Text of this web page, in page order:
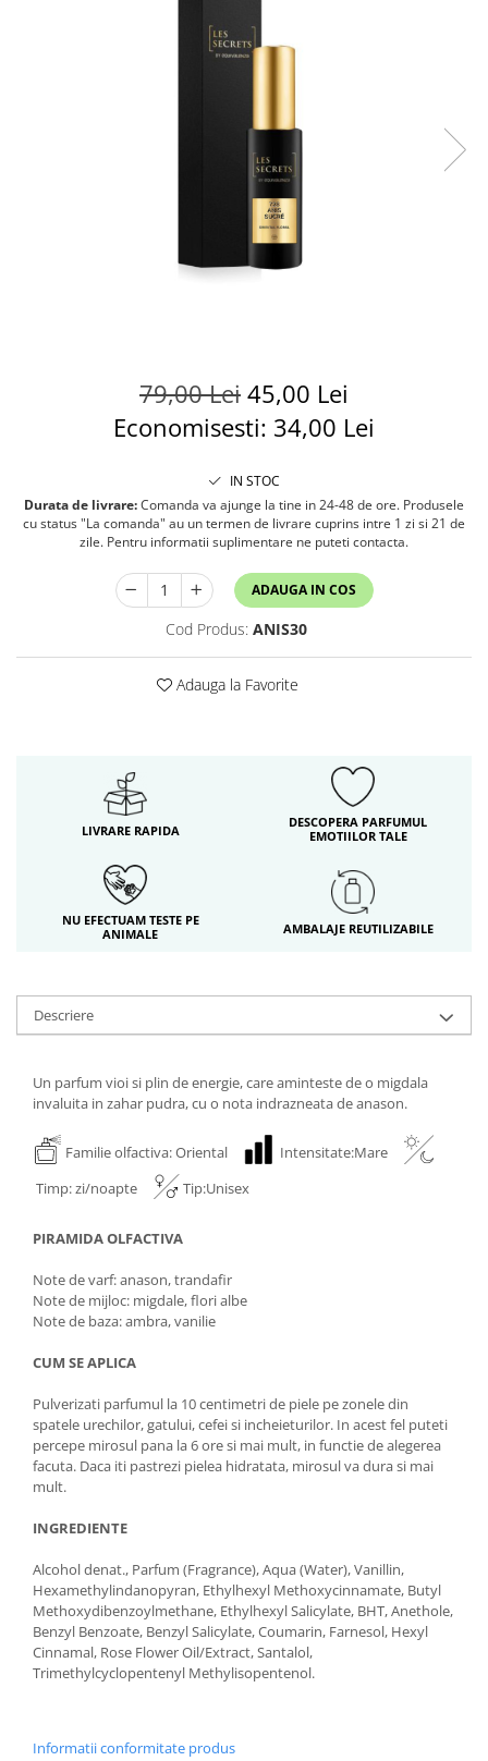
79,00 Lei 45,00 Lei
Economisesti: 34,00 Lei
IN STOC
Durata de livrare:Comanda va ajunge la tine in 24-48 de ore. Produsele
cu status "La comanda" au un termen de livrare cuprins intre 1 zi si 21 de
zile. Pentru informatii suplimentare ne puteti contacta.
ADAUGA IN COS
Cod Produs: ANIS30
Adauga la Favorite
LIVRARE RAPIDA
DESCOPERA PARFUMUL
EMOTIILOR TALE
NU EFECTUAM TESTE PE
ANIMALE
AMBALAJE REUTILIZABILE
Descriere
Un parfum vioi si plin de energie, care aminteste de o migdala
invaluita in zahar pudra, cu o nota indrazneata de anason.
Familie olfactiva: Oriental
Intensitate:Mare
Timp: zi/noapte
Tip:Unisex
PIRAMIDA OLFACTIVA
Note de varf: anason, trandafir
Note de mijloc: migdale, flori albe
Note de baza: ambra, vanilie
CUM SE APLICA
Pulverizati parfumul la 10 centimetri de piele pe zonele din
spatele urechilor, gatului, cefei si incheieturilor. In acest fel puteti
percepe mirosul pana la 6 ore si mai mult, in functie de alegerea
facuta. Daca iti pastrezi pielea hidratata, mirosul va dura si mai
mult.
INGREDIENTE
Alcohol denat., Parfum (Fragrance), Aqua (Water), Vanillin,
Hexamethylindanopyran, Ethylhexyl Methoxycinnamate, Butyl
Methoxydibenzoylmethane, Ethylhexyl Salicylate, BHT, Anethole,
Benzyl Benzoate, Benzyl Salicylate, Coumarin, Farnesol, Hexyl
Cinnamal, Rose Flower Oil/Extract, Santalol,
Trimethylcyclopentenyl Methylisopentenol.
Informatii conformitate produs